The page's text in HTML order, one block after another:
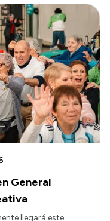
General
llegará este